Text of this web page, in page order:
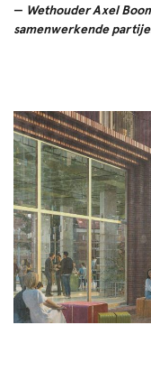
Wethouder Axel
samenwerkende